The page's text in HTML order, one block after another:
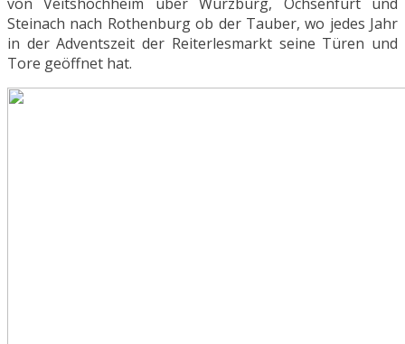
Steinach nach Rothenburg ob der Tauber, wo jedes Jahr
in der Adventszeit der Reiterlesmarkt seine Türen und
Tore geöffnet hat.